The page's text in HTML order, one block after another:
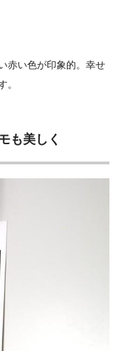
赤い色が印象的。幸せ
も美しく